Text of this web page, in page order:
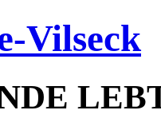
Vilseck